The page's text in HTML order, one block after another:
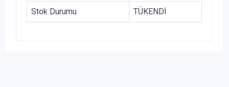
Stok Durumu TÜKENDİ